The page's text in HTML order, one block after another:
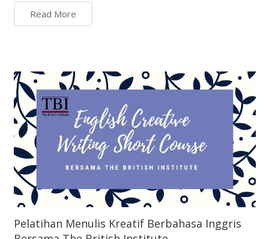
Read More
Pelatihan Menulis Kreatif Berbahasa Inggris